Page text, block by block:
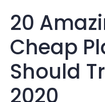
20
Cheap
Should
2020